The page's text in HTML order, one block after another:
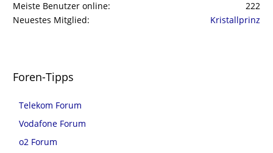
Meiste Benutzer online
222
Neuestes Mitglied
Kristallprinz
Foren-Tipps
Telekom Forum
Vodafone Forum
o2 Forum